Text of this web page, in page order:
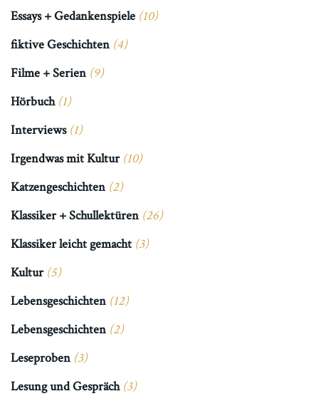
Essays + Gedankenspiele (10)
fiktive Geschichten (4)
Filme + Serien (9)
Hörbuch(1)
Interviews(1)
Irgendwas mit Kultur(10)
Katzengeschichten (2)
Klassiker + Schullektüren (26)
Klassiker leicht gemacht (3)
Kultur(5)
Lebensgeschichten (12)
Lebensgeschichten (2)
Leseproben (3)
Lesung und Gespräch(3)